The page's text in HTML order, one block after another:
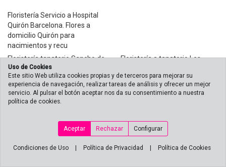
Floristería Servicio a Hospital
Quirón Barcelona. Flores a
domicilio Quirón para
nacimientos y recu
Floristería tanatorio Sancho de
Avila. Enviós de coronas
Floristería a tanatorio Les
Les Corts
Envió de coronas a tanatorio
Collserola (Barcelona)
Envió de coronas a tanatorio
Ronda de Dalt Coronas a
tanatorio Ronda de Dalt
(Barcelona). Enviar flores
domicilio.
Floristería con servicio de
Floristería envios flores
Uso de Cookies
Este sitio Web utiliza cookies propias y de terceros para mejorar su
experiencia de navegación, realizar tareas de análisis y ofrecer un mejor
servicio. Al pulsar el botón aceptar nos da su consentimiento a nuestra
política de cookies.
Aceptar Rechazar Configurar
Condiciones de Uso Política de Privacidad Política de Cookies